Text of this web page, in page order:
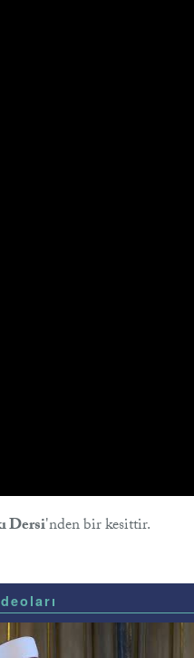
Dersi'nden bir kesittir.